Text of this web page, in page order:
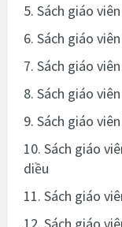
5. Sách giáo viên
6. Sách giáo viên
7. Sách giáo viên
8. Sách giáo viên
9. Sách giáo viên
10. Sách giáo
diều
11. Sách giáo
12. Sách giáo